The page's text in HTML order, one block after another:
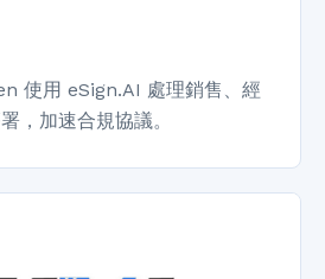
使用 eSign.AI 處理銷售、經
，加速合規協議。